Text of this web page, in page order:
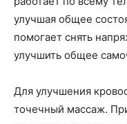
улучшая общее
помогает снять
улучшить общее
Для улучшения
точечный массаж.